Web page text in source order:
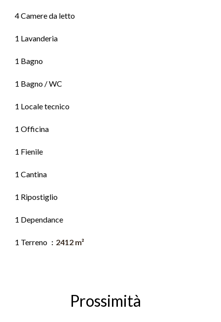
4 Camere da letto
1 Lavanderia
1 Bagno
1 Bagno / WC
1 Locale tecnico
1 Officina
1 Fienile
1 Cantina
1 Ripostiglio
1 Dependance
1 Terreno 2412 m²
Prossimità